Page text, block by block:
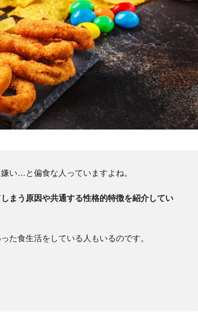
い…と偏食な人っていますよね。
まう原因や共通する性格的特徴を紹介してい
た食生活をしている人もいるのです。